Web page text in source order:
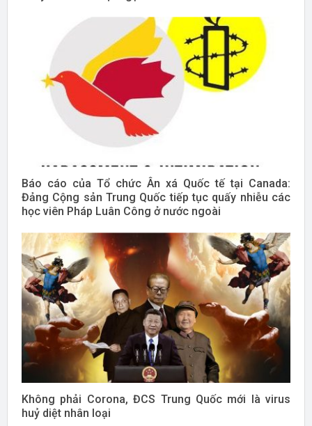
Báo cáo của Tổ chức Ân xá Quốc tế tại Canada:
Đảng Cộng sản Trung Quốc tiếp tục quấy nhiễu các
học viên Pháp Luân Công ở nước ngoài
Không phải Corona, ĐCS Trung Quốc mới là virus
huỷ diệt nhân loại